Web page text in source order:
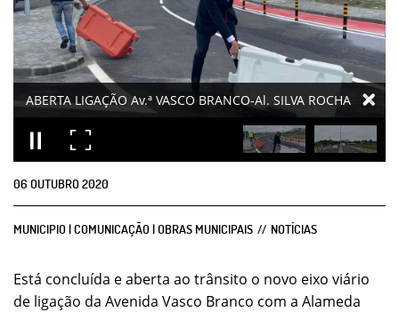
06 OUTUBRO2020
MUNICIPIO | COMUNICAÇÃO | OBRAS MUNICIPAIS NOTÍCIAS
Está concluída e aberta ao trânsito o novo eixo viário
de ligação da Avenida Vasco Branco com a Alameda